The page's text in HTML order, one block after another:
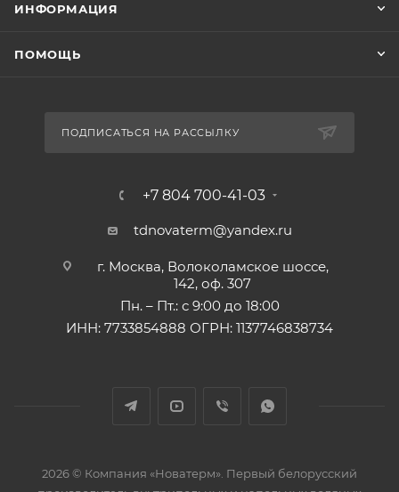
ИНФОРМАЦИЯ
ПОМОЩЬ
ПОДПИСАТЬСЯ НА РАССЫЛКУ
+7 804 700-41-03
tdnovaterm@yandex.ru
г. Москва, Волоколамское шоссе,
142, оф. 307
Пн. – Пт.: с 9:00 до 18:00
ИНН: 7733854888 ОГРН: 1137746838734
2026 © Компания «Новатерм». Первый белорусский